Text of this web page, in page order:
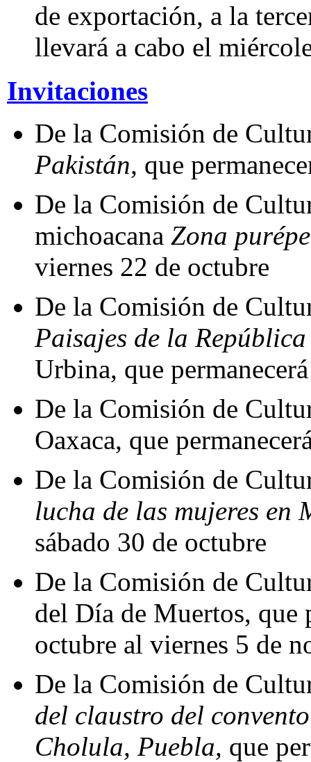
de exportación, a la
llevará a cabo el
Invitaciones
De la Comisión de
Pakistán, que
De la Comisión de
michoacana Zona
viernes 22 de octubre
De la Comisión de
Paisajes de la
Urbina, que
De la Comisión de
Oaxaca, que
De la Comisión de
lucha de las mujeres en
sábado 30 de octubre
De la Comisión de
del Día de Muertos, que
octubre al viernes 5 de
De la Comisión de
del claustro del
Cholula, Puebla, que